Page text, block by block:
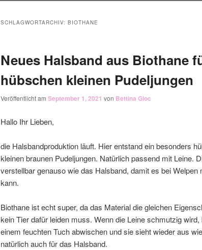
SCHLAGWORTARCHIV: BIOTHANE
Neues Halsband aus Biothane
hübschen kleinen Pudeljungen
Veröffentlicht am September 1, 2021 von Bettina Gloc
Hallo Ihr Lieben,
die Halsbandproduktion läuft. Hier entstand ein besonders
kleinen braunen Pudeljungen. Natürlich passend mit Leine.
verstellbar genauso wie das Halsband, damit es bei
kann.
Biothane ist echt super, da das Material die gleichen
kein Tier dafür leiden muss. Wenn die Leine schmutzig
einem feuchten Tuch abwischen und sie sieht wieder aus
natürlich auch für das Halsband.